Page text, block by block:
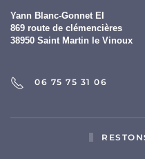
Yann Blanc-Gonnet EI
869 route de clémencières
38950 Saint Martin le Vinoux
06 75 75 31 06